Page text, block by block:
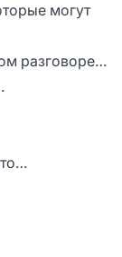
могут
разговоре…